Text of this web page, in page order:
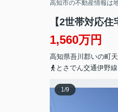
高知市の不動産情報は
【2世帯対応
1,560万円
高知県吾川郡いの町
とさでん交通伊野
1/9